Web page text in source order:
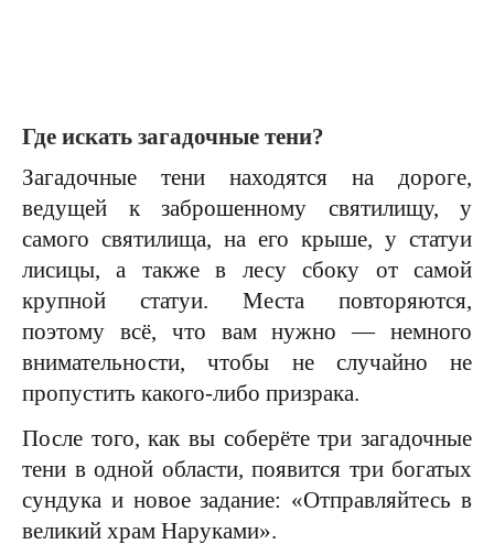
Где искать загадочные тени?
Загадочные тени находятся на дороге,
ведущей к заброшенному святилищу, у
самого святилища, на его крыше, у статуи
лисицы, а также в лесу сбоку от самой
крупной статуи. Места повторяются,
поэтому всё, что вам нужно — немного
внимательности, чтобы не случайно не
пропустить какого-либо призрака.
После того, как вы соберёте три загадочные
тени в одной области, появится три богатых
сундука и новое задание: «Отправляйтесь в
великий храм Наруками».